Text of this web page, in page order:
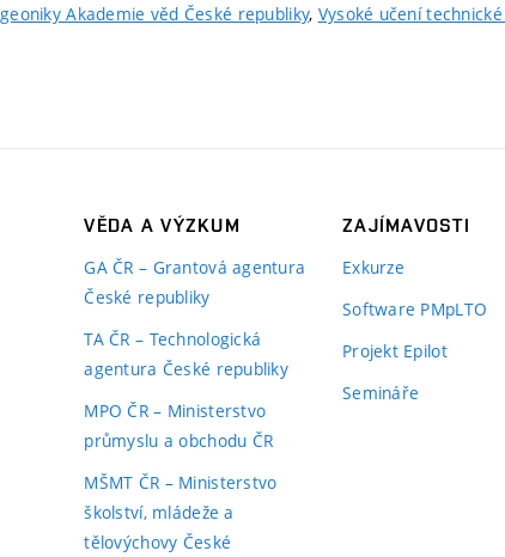
Akademie věd České republiky, Vysoké učení
VĚDA A VÝZKUM
GA ČR – Grantová agentura
České republiky
TA ČR – Technologická
agentura České republiky
MPO ČR – Ministerstvo
průmyslu a obchodu ČR
MŠMT ČR – Ministerstvo
školství, mládeže a
tělovýchovy České
ZAJÍMAVOSTI
Exkurze
Software PMpLTO
Projekt Epilot
Semináře